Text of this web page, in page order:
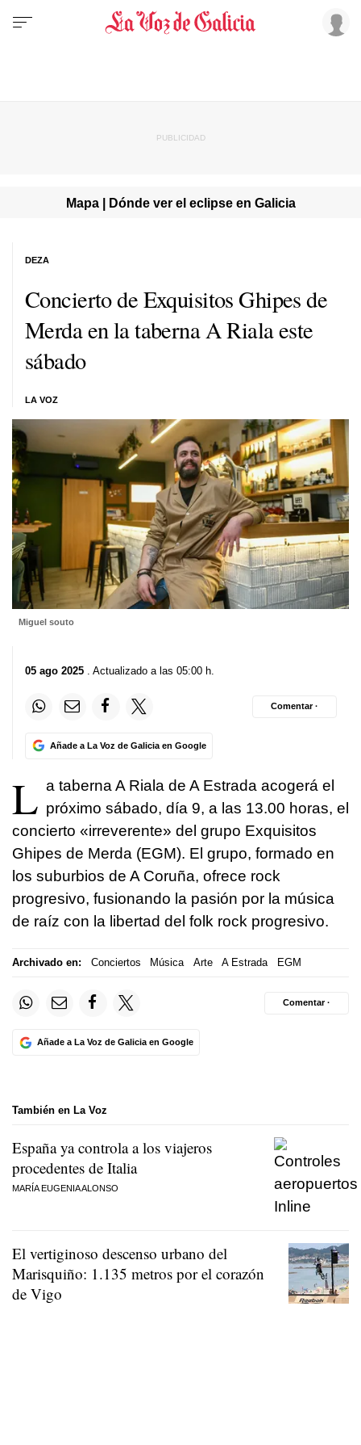
Mapa | Dónde ver el eclipse en Galicia
Concierto de Exquisitos Ghipes de
Merda en la taberna A Riala este
sábado
LA VOZ
DEZA
Miguel souto
05 ago 2025 . Actualizado a las 05:00 h.
Añade a La Voz de Galicia en Google
Comentar ·
L a taberna A Riala de A Estrada acogerá el
próximo sábado, día 9, a las 13.00 horas, el
concierto «irreverente» del grupo Exquisitos
Ghipes de Merda (EGM). El grupo, formado en
los suburbios de A Coruña, ofrece rock
progresivo, fusionando la pasión por la música
de raíz con la libertad del folk rock progresivo.
Archivado en: Conciertos Música Arte A Estrada EGM
Añade a La Voz de Galicia en Google
Comentar ·
También en La Voz
España ya controla a los viajeros
procedentes de Italia
MARÍA EUGENIA ALONSO
El vertiginoso descenso urbano del
Marisquiño: 1.135 metros por el corazón
de Vigo